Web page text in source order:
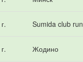
Sumida club run
Жодино